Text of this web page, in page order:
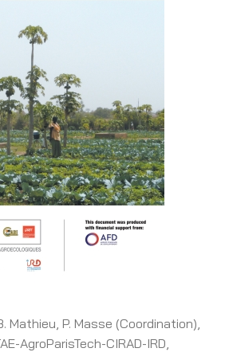
Mathieu, P. Masse (Coordination),
AgroParisTech-CIRAD-IRD,